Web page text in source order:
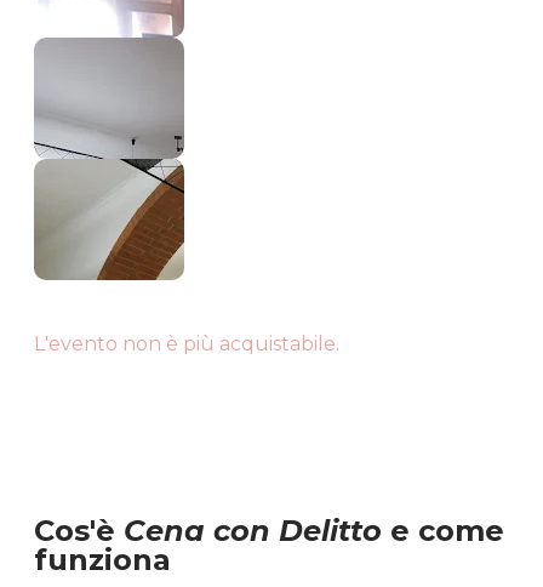
L'evento non è più acquistabile.
Cos'è Cena con Delitto e come
funziona